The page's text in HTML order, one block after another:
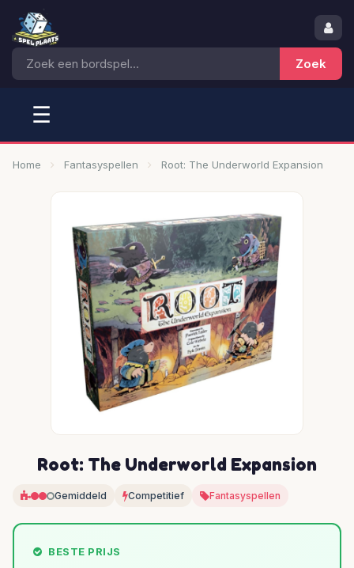
☰
Home Fantasyspellen Root: The Underworld Expansion
Root: The Underworld Expansion
Gemiddeld Competitief Fantasyspellen
BESTE PRIJS